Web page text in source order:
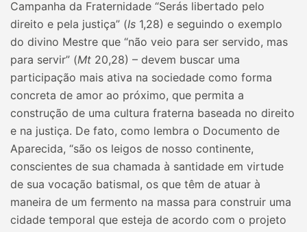
Campanha da Fraternidade “Serás libertado pelo
direito e pela justiça” (Is 1,28) e seguindo o exemplo
do divino Mestre que “não veio para ser servido, mas
para servir” (Mt 20,28) – devem buscar uma
participação mais ativa na sociedade como forma
concreta de amor ao próximo, que permita a
construção de uma cultura fraterna baseada no direito
e na justiça. De fato, como lembra o Documento de
Aparecida, “são os leigos de nosso continente,
conscientes de sua chamada à santidade em virtude
de sua vocação batismal, os que têm de atuar à
maneira de um fermento na massa para construir uma
cidade temporal que esteja de acordo com o projeto